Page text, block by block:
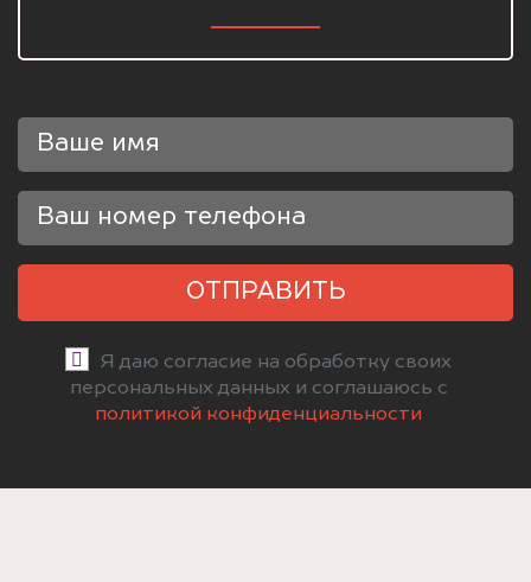
ОТПРАВИТЬ
Я даю согласие на обработку своих
персональных данных и соглашаюсь с
политикой конфиденциальности